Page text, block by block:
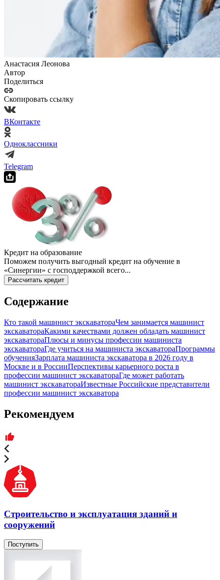
Анастасия Леонова
Автор
Поделиться
Скопировать ссылку
ВКонтакте
Одноклассники
Telegram
Кредит на образование
Поможем получить выгодный кредит на обучение в
«Синергии» с господдержкой всего...
Рассчитать кредит
Содержание
Кто такой машинист экскаватораЧем занимается машинист
экскаватораКакими качествами должен обладать машинист
экскаватораПлюсы и минусы профессии машиниста
экскаватораГде учиться на машиниста экскаватораПрограммы
обученияЗарплата машиниста экскаватора в 2026 году в
Москве и в РоссииПерспективы карьерного роста в
профессии машинист экскаватораГде может работать
машинист экскаватораИзвестные Российские представители
профессии машинист экскаватора
Рекомендуем
Строительство и эксплуатация зданий и
сооружений
Поступить